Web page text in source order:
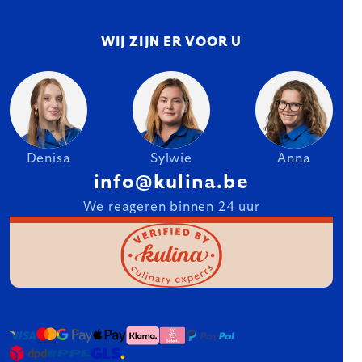
WIJ ZIJN ER VOOR U
Denisa Sylwie Anna
info@kulina.be
We reageren binnen 24 uur